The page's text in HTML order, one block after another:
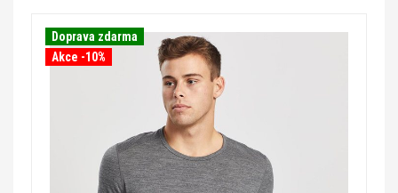
Doprava zdarma
Akce -10%